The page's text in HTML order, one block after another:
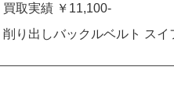
買取実績 ￥11,100-
削り出しバックルベルト ス